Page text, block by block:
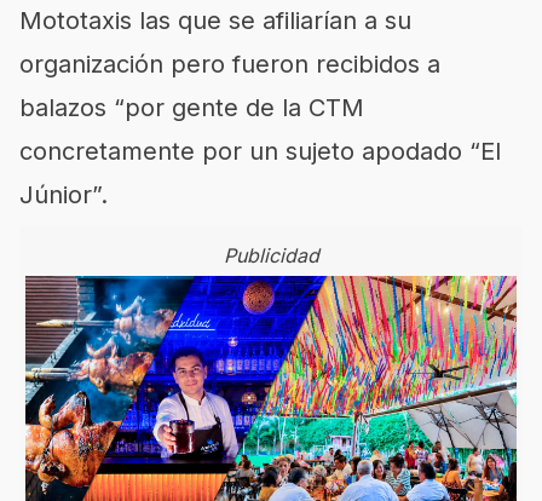
Mototaxis las que se afiliarían a su
organización pero fueron recibidos a
balazos “por gente de la CTM
concretamente por un sujeto apodado “El
Júnior”.
Publicidad